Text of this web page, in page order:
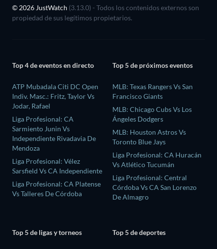
© 2026 JustWatch (3.13.0) - Todos los contenidos externos son
propiedad de sus legítimos propietarios.
Top 4 de eventos en directo
ATP Mubadala Citi DC Open
Indiv. Masc.: Fritz, Taylor Vs
Jodar, Rafael
Liga Profesional: CA
Sarmiento Junin Vs
Independiente Rivadavia De
Mendoza
Liga Profesional: Vélez
Sarsfield Vs CA Independiente
Liga Profesional: CA Platense
Vs Talleres De Córdoba
Top 5 de próximos eventos
MLB: Texas Rangers Vs San
Francisco Giants
MLB: Chicago Cubs Vs Los
Ángeles Dodgers
MLB: Houston Astros Vs
Toronto Blue Jays
Liga Profesional: CA Huracán
Vs Atlético Tucumán
Liga Profesional: Central
Córdoba Vs CA San Lorenzo
De Almagro
Top 5 de ligas y torneos Top 5 de deportes